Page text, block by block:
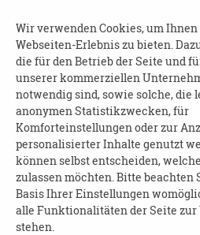
Wo: im Quartiersbüro
Kosten: frei
Anmeldung ist nicht
Kontakt:
Kerstin Klöppel
Mobil: 0151 70798991
Tel.: 037462 175067
ODER
Wir verwenden Cookies, um
Webseiten-Erlebnis zu bieten.
die für den Betrieb der Seite und
unserer kommerziellen
notwendig sind, sowie solche, die
anonymen Statistikzwecken, für
Komforteinstellungen oder zur
personalisierter Inhalte genutzt
können selbst entscheiden,
zulassen möchten. Bitte beachten
Basis Ihrer Einstellungen
alle Funktionalitäten der Seite zur
stehen.